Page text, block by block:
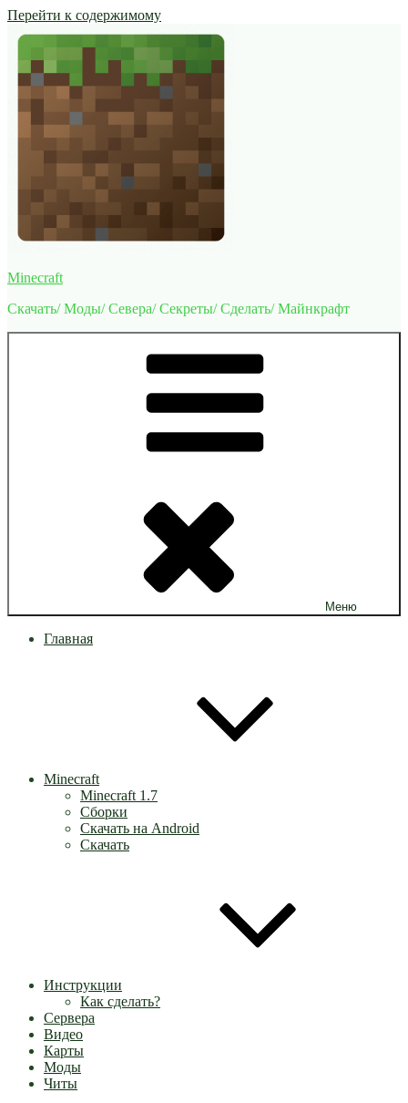
Перейти к содержимому
Minecraft
Скачать/ Моды/ Севера/ Секреты/ Сделать/ Майнкрафт
Меню
Главная
Minecraft
Minecraft 1.7
Сборки
Скачать на Android
Скачать
Инструкции
Как сделать?
Сервера
Видео
Карты
Моды
Читы